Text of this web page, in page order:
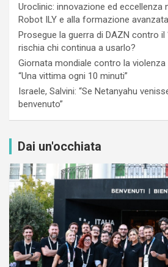
Uroclinic: innovazione ed eccellenza
Robot ILY e alla formazione avanzata
Prosegue la guerra di DAZN contro il
rischia chi continua a usarlo?
Giornata mondiale contro la violenza
“Una vittima ogni 10 minuti”
Israele, Salvini: “Se Netanyahu
benvenuto”
Dai un'occhiata